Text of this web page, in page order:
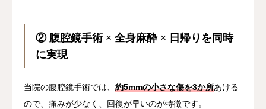
② 腹腔鏡手術 × 全身麻酔 × 日帰りを同時
に実現
当院の腹腔鏡手術では、 約5mmの小さな傷を3か所あける
ので、痛みが少なく、回復が早いのが特徴です。